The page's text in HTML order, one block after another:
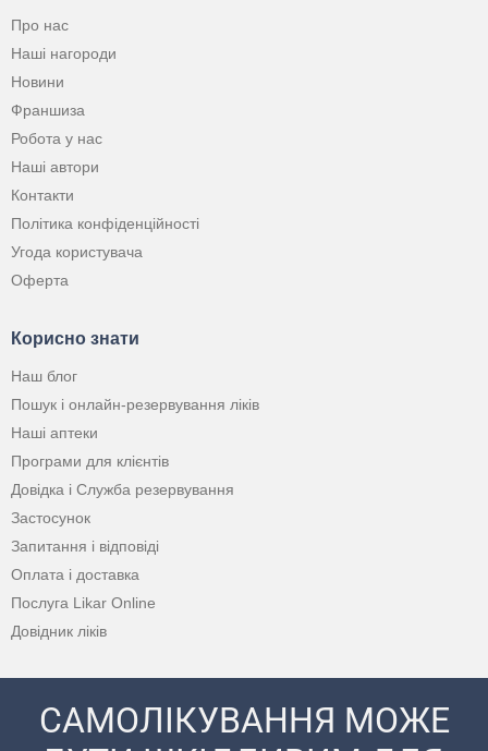
Про нас
Наші нагороди
Новини
Франшиза
Робота у нас
Наші автори
Контакти
Політика конфіденційності
Угода користувача
Оферта
Корисно знати
Наш блог
Пошук і онлайн-резервування ліків
Наші аптеки
Програми для клієнтів
Довідка і Служба резервування
Застосунок
Запитання і відповіді
Оплата і доставка
Послуга Likar Online
Довідник ліків
САМОЛІКУВАННЯ МОЖЕ